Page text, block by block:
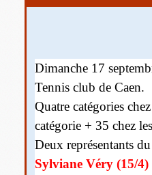
Dimanche 17
Tennis club de Caen.
Quatre catégories
catégorie + 35 chez
Deux représentants
Sylviane Véry (15/4)